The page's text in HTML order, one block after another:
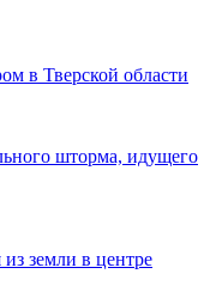
в Тверской области
шторма, идущего
земли в центре